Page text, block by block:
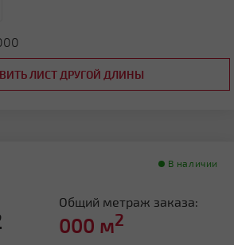
ЛИСТ ДРУГОЙ ДЛИНЫ
В наличии
Общий метраж заказа:
000 м2